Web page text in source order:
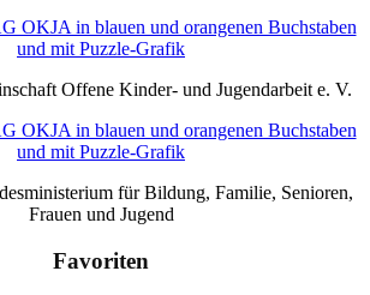
Offene Kinder- und Jugendarbeit e. V.
für Bildung, Familie, Senioren,
Frauen und Jugend
Favoriten